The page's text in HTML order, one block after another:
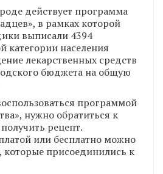
действует программа
в рамках которой
выписали 4394
категории населения
лекарственных средств
бюджета на общую
программой
нужно обратиться к
рецепт.
или бесплатно можно
которые присоединились к